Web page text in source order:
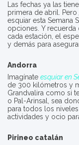
Las fechas ya las
primera de abril. Pero
esquiar esta Semana
opciones. Y
cada estación, el
y demás para
Andorra
Imagínate esquiar en
de 300 kilómetros y
Grandvalira como si
o Pal-Arinsal, sea
para todos los
actividades y ocio
Pirineo catalán